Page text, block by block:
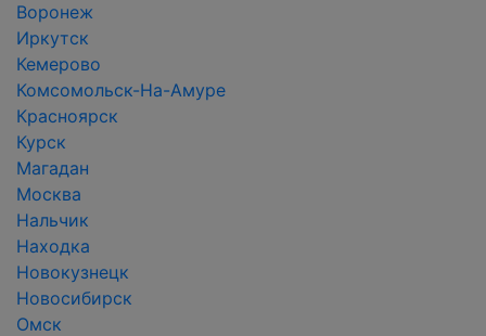
Воронеж
Иркутск
Кемерово
Комсомольск-На-Амуре
Красноярск
Курск
Магадан
Москва
Нальчик
Находка
Новокузнецк
Новосибирск
Омск